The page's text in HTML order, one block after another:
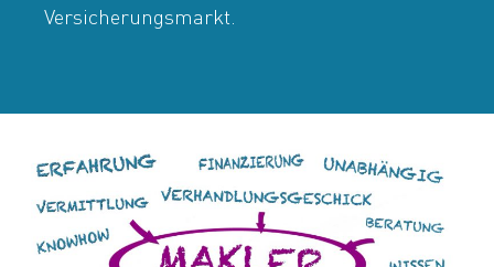
Versicherungsmarkt.